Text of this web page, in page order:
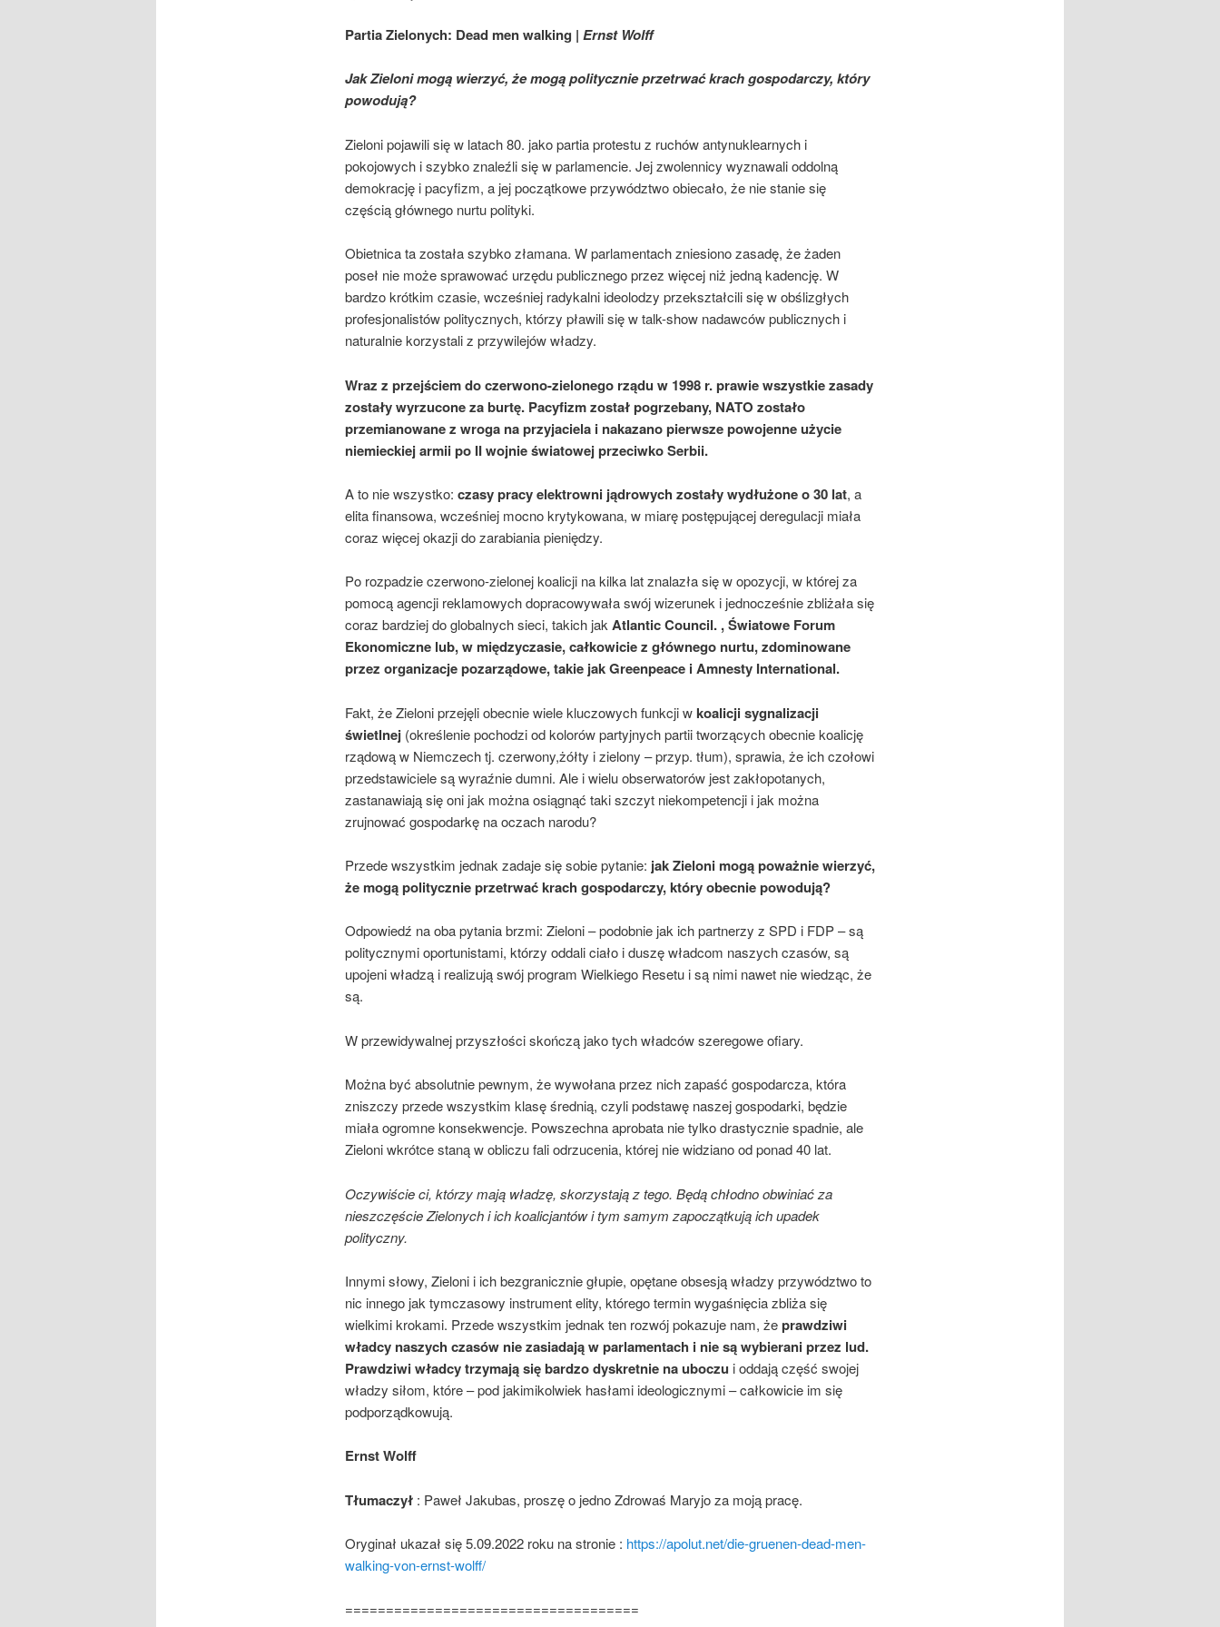
Partia Zielonych: Dead men walking | Ernst Wolff
Jak Zieloni mogą wierzyć, że mogą politycznie przetrwać krach gospodarczy, który
powodują?
Zieloni pojawili się w latach 80. jako partia protestu z ruchów antynuklearnych i
pokojowych i szybko znaleźli się w parlamencie. Jej zwolennicy wyznawali oddolną
demokrację i pacyfizm, a jej początkowe przywództwo obiecało, że nie stanie się
częścią głównego nurtu polityki.
Obietnica ta została szybko złamana. W parlamentach zniesiono zasadę, że żaden
poseł nie może sprawować urzędu publicznego przez więcej niż jedną kadencję. W
bardzo krótkim czasie, wcześniej radykalni ideolodzy przekształcili się w obślizgłych
profesjonalistów politycznych, którzy pławili się w talk-show nadawców publicznych i
naturalnie korzystali z przywilejów władzy.
Wraz z przejściem do czerwono-zielonego rządu w 1998 r. prawie wszystkie zasady
zostały wyrzucone za burtę. Pacyfizm został pogrzebany, NATO zostało
przemianowane z wroga na przyjaciela i nakazano pierwsze powojenne użycie
niemieckiej armii po II wojnie światowej przeciwko Serbii.
A to nie wszystko: czasy pracy elektrowni jądrowych zostały wydłużone o 30 lat, a
elita finansowa, wcześniej mocno krytykowana, w miarę postępującej deregulacji miała
coraz więcej okazji do zarabiania pieniędzy.
Po rozpadzie czerwono-zielonej koalicji na kilka lat znalazła się w opozycji, w której za
pomocą agencji reklamowych dopracowywała swój wizerunek i jednocześnie zbliżała się
coraz bardziej do globalnych sieci, takich jakAtlantic Council. , Światowe Forum
Ekonomiczne lub, w międzyczasie, całkowicie z głównego nurtu, zdominowane
przez organizacje pozarządowe, takie jak Greenpeace i Amnesty International.
Fakt, że Zieloni przejęli obecnie wiele kluczowych funkcji wkoalicji sygnalizacji
świetlnej(określenie pochodzi od kolorów partyjnych partii tworzących obecnie koalicję
rządową w Niemczech tj. czerwony,żółty i zielony – przyp. tłum), sprawia, że ​​ich czołowi
przedstawiciele są wyraźnie dumni. Ale i wielu obserwatorów jest zakłopotanych,
zastanawiają się oni jak można osiągnąć taki szczyt niekompetencji i jak można
zrujnować gospodarkę na oczach narodu?
Przede wszystkim jednak zadaje się sobie pytanie: jak Zieloni mogą poważnie wierzyć,
że mogą politycznie przetrwać krach gospodarczy, który obecnie powodują?
Odpowiedź na oba pytania brzmi: Zieloni – podobnie jak ich partnerzy z SPD i FDP – są
politycznymi oportunistami, którzy oddali ciało i duszę władcom naszych czasów, są
upojeni władzą i realizują swój program Wielkiego Resetu i są nimi nawet nie wiedząc, że
są.
W przewidywalnej przyszłości skończą jako tych władców szeregowe ofiary.
Można być absolutnie pewnym, że wywołana przez nich zapaść gospodarcza, która
zniszczy przede wszystkim klasę średnią, czyli podstawę naszej gospodarki, będzie
miała ogromne konsekwencje. Powszechna aprobata nie tylko drastycznie spadnie, ale
Zieloni wkrótce staną w obliczu fali odrzucenia, której nie widziano od ponad 40 lat.
Oczywiście ci, którzy mają władzę, skorzystają z tego. Będą chłodno obwiniać za
nieszczęście Zielonych i ich koalicjantów i tym samym zapoczątkują ich upadek
polityczny.
Innymi słowy, Zieloni i ich bezgranicznie głupie, opętane obsesją władzy przywództwo to
nic innego jak tymczasowy instrument elity, którego termin wygaśnięcia zbliża się
wielkimi krokami. Przede wszystkim jednak ten rozwój pokazuje nam, żeprawdziwi
władcy naszych czasów nie zasiadają w parlamentach i nie są wybierani przez lud.
Prawdziwi władcy trzymają się bardzo dyskretnie na uboczu i oddają część swojej
władzy siłom, które – pod jakimikolwiek hasłami ideologicznymi – całkowicie im się
podporządkowują.
Ernst Wolff
Tłumaczył: Paweł Jakubas, proszę o jedno Zdrowaś Maryjo za moją pracę.
Oryginał ukazał się 5.09.2022 roku na stronie : https://apolut.net/die-gruenen-dead-men-
walking-von-ernst-wolff/
====================================